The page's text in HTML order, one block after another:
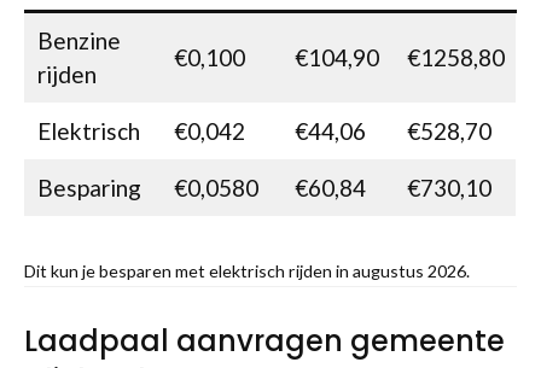
Benzine
rijden
€0,100 €104,90 €1258,80
Elektrisch €0,042 €44,06 €528,70
Besparing €0,0580 €60,84 €730,10
Dit kun je besparen met elektrisch rijden in augustus 2026.
Laadpaal aanvragen gemeente